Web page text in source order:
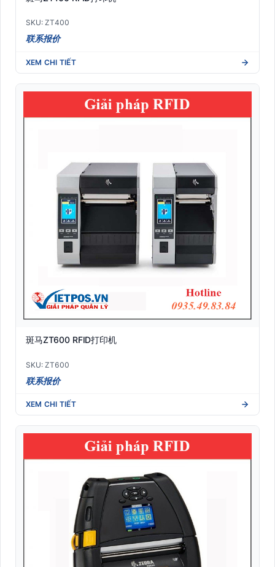
SKU: ZT400
联系报价
XEM CHI TIẾT
斑马ZT600 RFID打印机
SKU: ZT600
联系报价
XEM CHI TIẾT